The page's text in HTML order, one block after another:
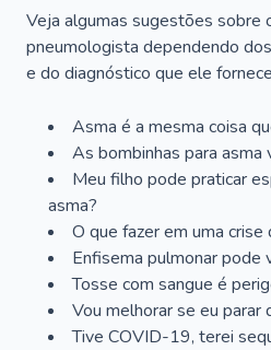
Veja algumas sugestões sobre
pneumologista dependendo
e do diagnóstico que ele
Asma é a mesma coisa
As bombinhas para asma
Meu filho pode praticar
asma?
O que fazer em uma
Enfisema pulmonar pode
Tosse com sangue é
Vou melhorar se eu parar
Tive COVID-19, terei